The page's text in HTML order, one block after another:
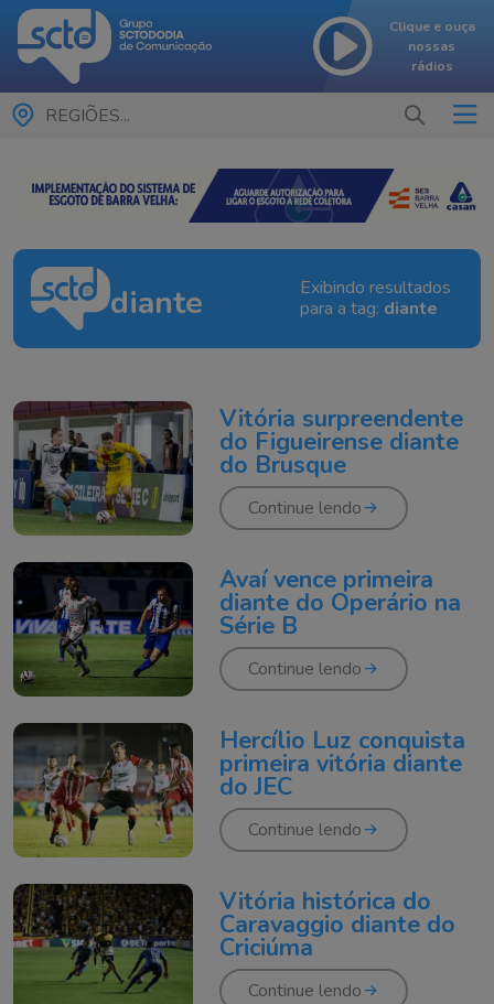
Clique e ouça
nossas
rádios
REGIÕES...
diante
Exibindo resultados
para a tag: diante
Vitória surpreendente
do Figueirense diante
do Brusque
Continue lendo
Avaí vence primeira
diante do Operário na
Série B
Continue lendo
Hercílio Luz conquista
primeira vitória diante
do JEC
Continue lendo
Vitória histórica do
Caravaggio diante do
Criciúma
Continue lendo